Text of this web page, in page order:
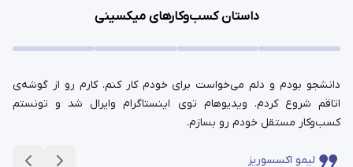
داستان کسب‌وکارهای میکسینی
دانشجو بودم و دلم می‌خواست برای خودم کار کنم. کارم رو از گوشه‌ی
اتاقم شروع کردم. ویدیوهام توی اینستاگرام وایرال شد و تونستم
کسب‌وکار مستقل خودم رو بسازم.
لیمو اکسسوریز